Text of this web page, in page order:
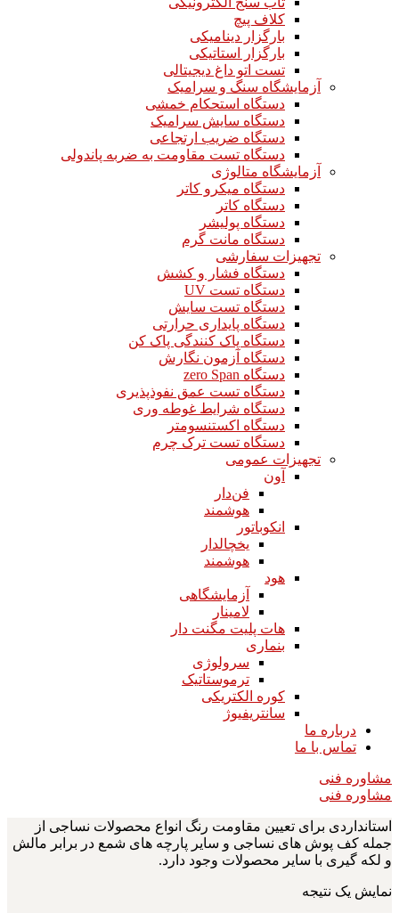
کلاف پیچ
بارگزار دینامیکی
بارگزار استاتیکی
تست اتو داغ دیجیتالی
آزمایشگاه سنگ و سرامیک
دستگاه استحکام خمشی
دستگاه سایش سرامیک
دستگاه ضریب ارتجاعی
دستگاه تست مقاومت به ضربه پاندولی
آزمایشگاه متالوژی
دستگاه میکرو کاتر
دستگاه کاتر
دستگاه پولیشر
دستگاه مانت گرم
تجهیزات سفارشی
دستگاه فشار و کشش
دستگاه تست UV
دستگاه تست سایش
دستگاه پایداری حرارتی
دستگاه پاک کنندگی پاک کن
دستگاه آزمون نگارش
دستگاه zero Span
دستگاه تست عمق نفوذپذیری
دستگاه شرایط غوطه وری
دستگاه اکستنسومتر
دستگاه تست ترک چرم
تجهیزات عمومی
آون
فن‌دار
هوشمند
انکوباتور
یخچالدار
هوشمند
هود
آزمایشگاهی
لامینار​​​​​​​
هات پلیت مگنت دار​​​​​​​
بنماری
سرولوژی
ترموستاتیک
کوره الکتریکی
سانتریفیوژ
درباره ما
تماس با ما
مشاوره فنی
مشاوره فنی
استانداردی برای تعیین مقاومت رنگ انواع محصولات نساجی از
جمله کف پوش های نساجی و سایر پارچه های شمع در برابر مالش
و لکه گیری با سایر محصولات وجود دارد.
نمایش یک نتیجه